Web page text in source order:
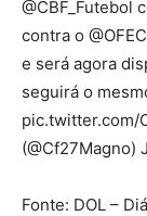
@CBF_Futebol
contra o
e será agora
seguirá o
pic.twitter.com/
(@Cf27Magno)
Fonte: DOL –